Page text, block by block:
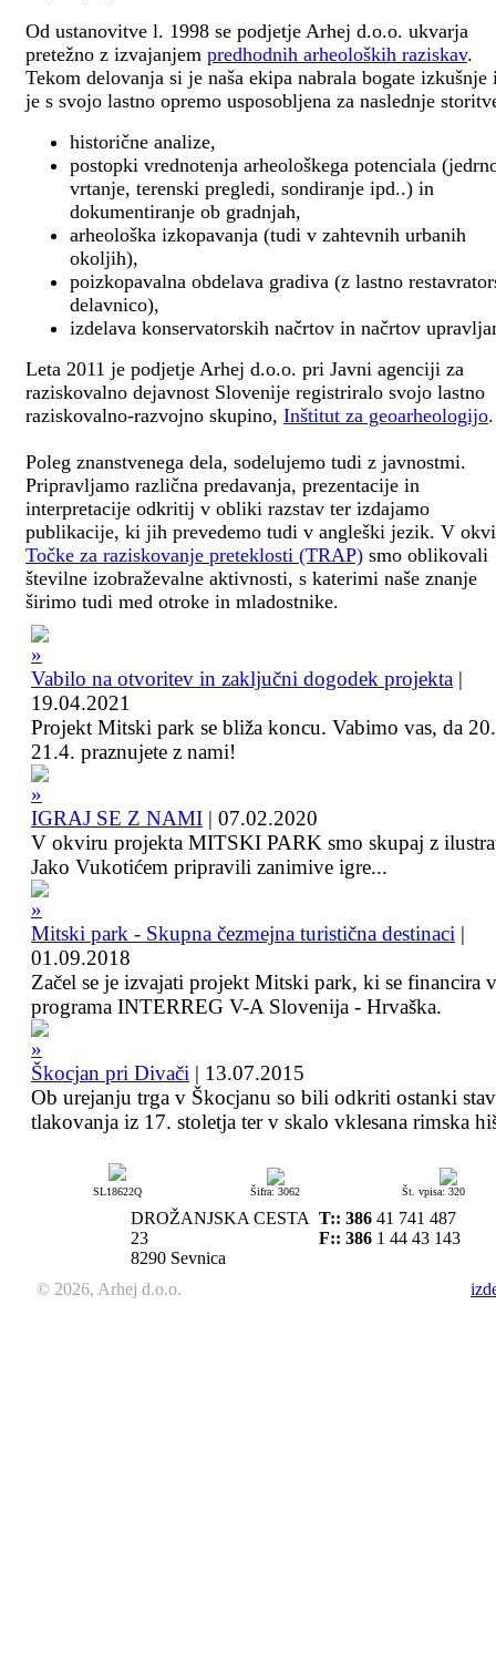
Od ustanovitve l. 1998 se podjetje Arhej d.o.o. ukvarja
pretežno z izvajanjem predhodnih arheoloških raziskav.
Tekom delovanja si je naša ekipa nabrala bogate izkušnje
je s svojo lastno opremo usposobljena za naslednje
historične analize,
postopki vrednotenja arheološkega potenciala
vrtanje, terenski pregledi, sondiranje ipd..) in
dokumentiranje ob gradnjah,
arheološka izkopavanja (tudi v zahtevnih urbanih
okoljih),
poizkopavalna obdelava gradiva (z lastno
delavnico),
izdelava konservatorskih načrtov in načrtov
Leta 2011 je podjetje Arhej d.o.o. pri Javni agenciji za
raziskovalno dejavnost Slovenije registriralo svojo lastno
raziskovalno-razvojno skupino, Inštitut za geoarheologijo.
Poleg znanstvenega dela, sodelujemo tudi z javnostmi.
Pripravljamo različna predavanja, prezentacije in
interpretacije odkritij v obliki razstav ter izdajamo
publikacije, ki jih prevedemo tudi v angleški jezik. V
Točke za raziskovanje preteklosti (TRAP) smo oblikovali
številne izobraževalne aktivnosti, s katerimi naše znanje
širimo tudi med otroke in mladostnike.
Vabilo na otvoritev in zaključni dogodek projekta |
19.04.2021
Projekt Mitski park se bliža koncu. Vabimo vas, da
21.4. praznujete z nami!
IGRAJ SE Z NAMI | 07.02.2020
V okviru projekta MITSKI PARK smo skupaj z
Jako Vukotićem pripravili zanimive igre...
Mitski park - Skupna čezmejna turistična destinaci |
01.09.2018
Začel se je izvajati projekt Mitski park, ki se financira
programa INTERREG V-A Slovenija - Hrvaška.
Škocjan pri Divači | 13.07.2015
Ob urejanju trga v Škocjanu so bili odkriti ostanki
tlakovanja iz 17. stoletja ter v skalo vklesana rimska
SL18622Q Šifra: 3062 Št. vpisa: 320
DROŽANJSKA CESTA
23
8290 Sevnica
T:: 386 41 741 487
F:: 386 1 44 43 143
© 2026, Arhej d.o.o.